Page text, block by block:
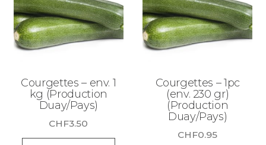
Courgettes – env. 1
kg (Production
Duay/Pays)
CHF3.50
Courgettes – 1pc
(env. 230 gr)
(Production
Duay/Pays)
CHF0.95